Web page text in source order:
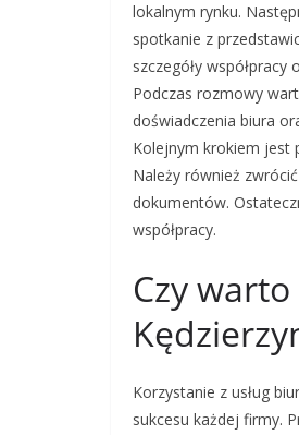
lokalnym rynku.
spotkanie z
szczegóły współpracy
Podczas rozmowy
doświadczenia biura
Kolejnym krokiem jest
Należy również
dokumentów.
współpracy.
Czy
Korzystanie z usług
sukcesu każdej firmy.